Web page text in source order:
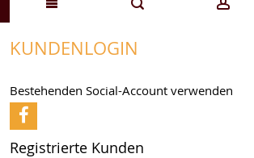
Zum
springen
KUNDENLOGIN
Bestehenden Social-Account verwenden
Registrierte Kunden